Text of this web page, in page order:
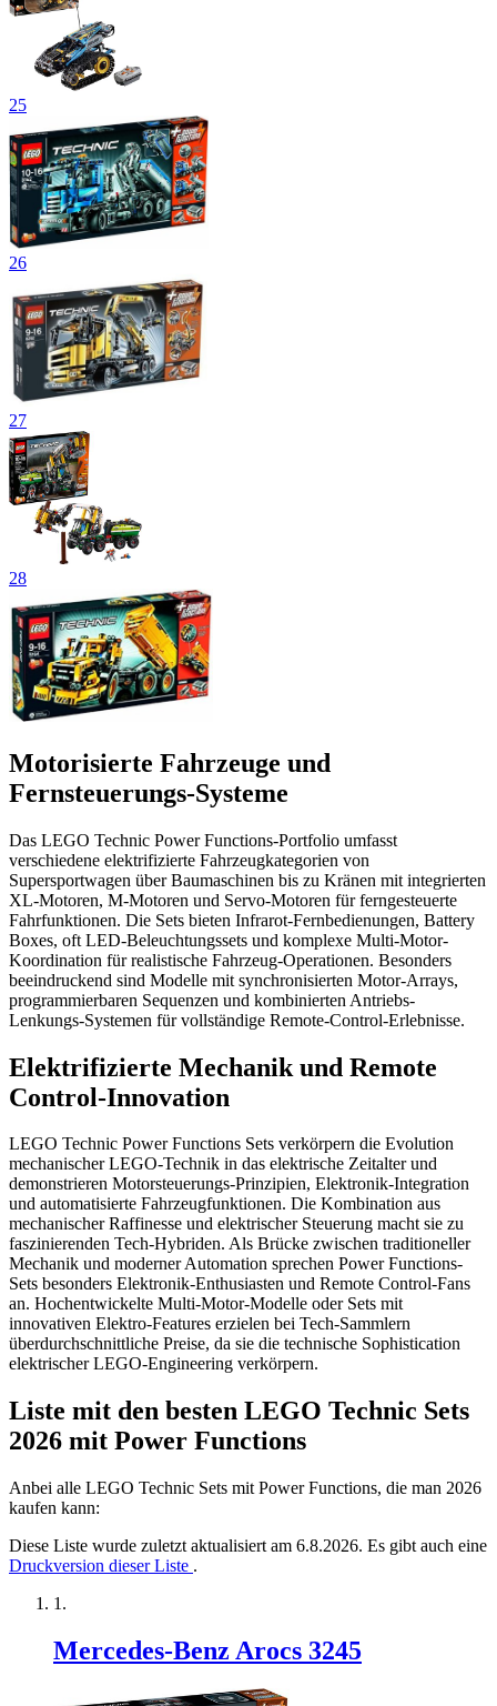
25
26
27
28
Motorisierte Fahrzeuge und
Fernsteuerungs-Systeme
Das LEGO Technic Power Functions-Portfolio umfasst
verschiedene elektrifizierte Fahrzeugkategorien von
Supersportwagen über Baumaschinen bis zu Kränen mit integrierten
XL-Motoren, M-Motoren und Servo-Motoren für ferngesteuerte
Fahrfunktionen. Die Sets bieten Infrarot-Fernbedienungen, Battery
Boxes, oft LED-Beleuchtungssets und komplexe Multi-Motor-
Koordination für realistische Fahrzeug-Operationen. Besonders
beeindruckend sind Modelle mit synchronisierten Motor-Arrays,
programmierbaren Sequenzen und kombinierten Antriebs-
Lenkungs-Systemen für vollständige Remote-Control-Erlebnisse.
Elektrifizierte Mechanik und Remote
Control-Innovation
LEGO Technic Power Functions Sets verkörpern die Evolution
mechanischer LEGO-Technik in das elektrische Zeitalter und
demonstrieren Motorsteuerungs-Prinzipien, Elektronik-Integration
und automatisierte Fahrzeugfunktionen. Die Kombination aus
mechanischer Raffinesse und elektrischer Steuerung macht sie zu
faszinierenden Tech-Hybriden. Als Brücke zwischen traditioneller
Mechanik und moderner Automation sprechen Power Functions-
Sets besonders Elektronik-Enthusiasten und Remote Control-Fans
an. Hochentwickelte Multi-Motor-Modelle oder Sets mit
innovativen Elektro-Features erzielen bei Tech-Sammlern
überdurchschnittliche Preise, da sie die technische Sophistication
elektrischer LEGO-Engineering verkörpern.
Liste mit den besten LEGO Technic Sets
2026 mit Power Functions
Anbei alle LEGO Technic Sets mit Power Functions, die man 2026
kaufen kann:
Diese Liste wurde zuletzt aktualisiert am 6.8.2026. Es gibt auch eine
Druckversion dieser Liste .
Mercedes-Benz Arocs 3245